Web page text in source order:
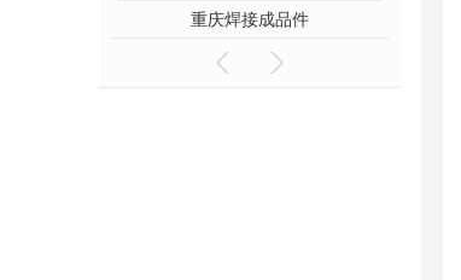
重庆焊接成品件